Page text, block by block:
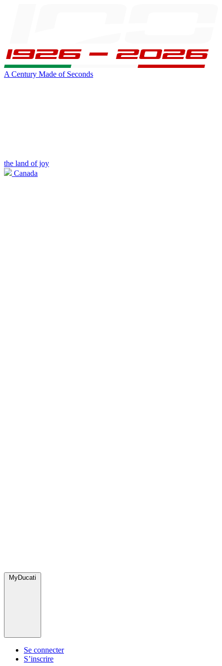
A Century Made of Seconds
the land of joy
Canada
MyDucati
Se connecter
S’inscrire